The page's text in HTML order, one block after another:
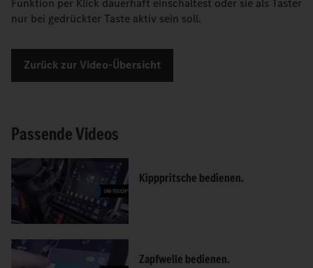
Funktion per Klick dauerhaft einschaltest oder sie als Taster
nur bei gedrückter Taste aktiv sein soll.
Zurück zur Video-Übersicht
Passende Videos
Kipppritsche bedienen.
Zapfwelle bedienen.